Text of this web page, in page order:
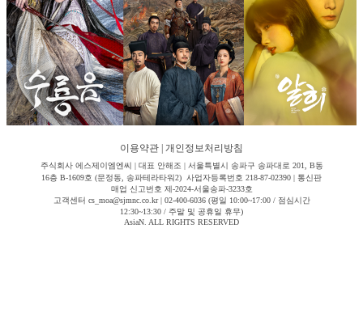
이용약관 개인정보처리방침
주식회사 에스제이엠엔씨 | 대표 안해조 | 서울특별시 송파구 송파대로 201, B동
16층 B-1609호 (문정동, 송파테라타워2) 사업자등록번호 218-87-02390 | 통신판
매업 신고번호 제-2024-서울송파-3233호
고객센터 cs_moa@sjmnc.co.kr | 02-400-6036 (평일 10:00~17:00 / 점심시간
12:30~13:30 / 주말 및 공휴일 휴무)
AsiaN. ALL RIGHTS RESERVED